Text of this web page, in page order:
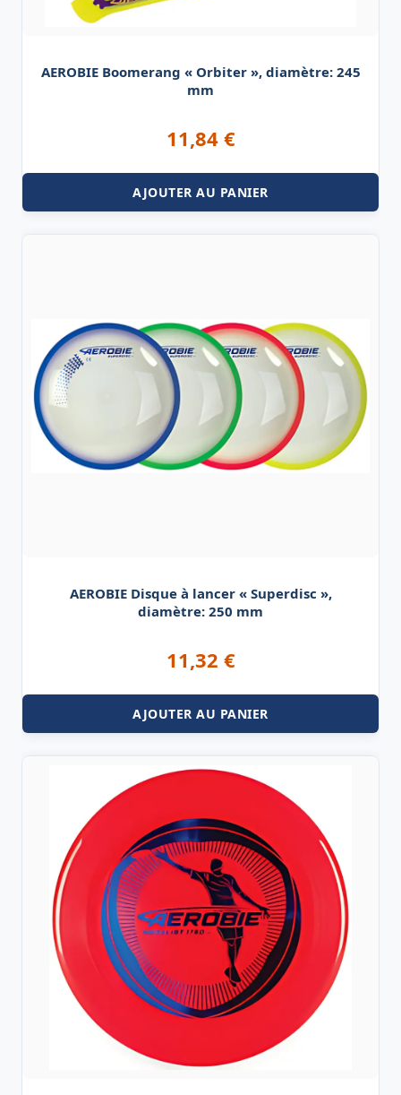
AEROBIE Boomerang « Orbiter », diamètre: 245
mm
11,84 €
AJOUTER AU PANIER
AEROBIE Disque à lancer « Superdisc »,
diamètre: 250 mm
11,32 €
AJOUTER AU PANIER